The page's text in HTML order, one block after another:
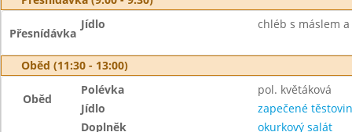
Přesnídávka
Jídlo chléb s máslem
Oběd (11:30 - 13:00)
Oběd
Polévka
pol. květáková
Jídlo
zapečené
Doplněk
okurkový salát